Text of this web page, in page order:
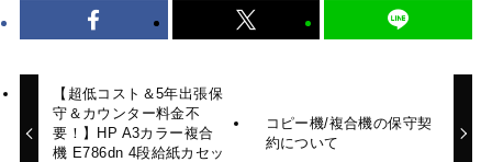
【超低コスト＆5年出張保
守＆カウンター料金不
要！】HP A3カラー複合
機 E786dn 4段給紙カセッ
コピー機/複合機の保守契
約について